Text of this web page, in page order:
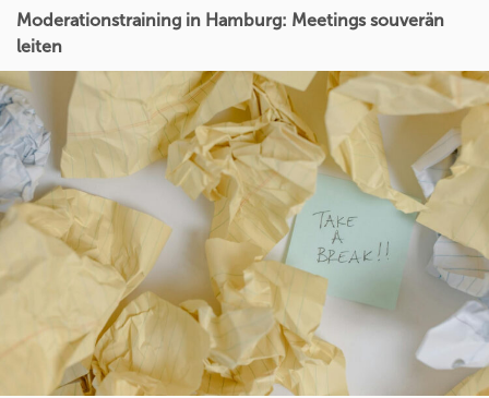
Moderationstraining in Hamburg: Meetings souverän
leiten